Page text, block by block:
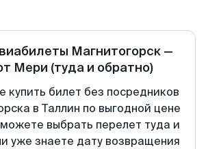
Магнитогорск —
Мери (туда и обратно)
купить билет без посредников
в Таллин по выгодной цене
выбрать перелет туда и
уже знаете дату возвращения